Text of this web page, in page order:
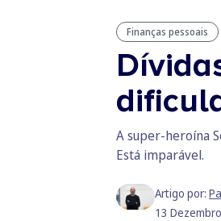
Finanças pessoais
A super-heroína
Está imparável.
Artigo por:
13